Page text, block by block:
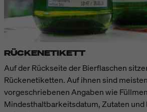
RÜCKENETIKETT
Auf der Rückseite der Bierflaschen
Rückenetiketten. Auf ihnen sind
vorgeschriebenen Angaben wie
Mindesthaltbarkeitsdatum, Zutaten